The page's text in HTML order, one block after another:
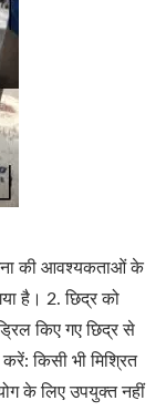
की आवश्यकताओं के
है। 2. छिद्र को
किए गए छिद्र से
किसी भी मिश्रित
के लिए उपयुक्त नहीं